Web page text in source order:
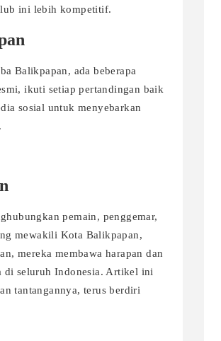
ini lebih kompetitif.
Balikpapan, ada beberapa
ikuti setiap pertandingan baik
sosial untuk menyebarkan
pemain, penggemar,
mewakili Kota Balikpapan,
mereka membawa harapan dan
di seluruh Indonesia. Artikel ini
tantangannya, terus berdiri